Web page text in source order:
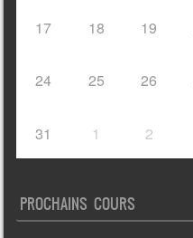
17 18 19
24 25 26
31 1 2
PROCHAINS COURS